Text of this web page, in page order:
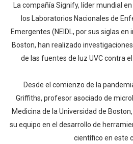
La compañía Signify, líder mundial
los Laboratorios Nacionales de
Emergentes (NEIDL, por sus siglas en
Boston, han realizado
de las fuentes de luz UVC contra
Desde el comienzo de la
Griffiths, profesor asociado de
Medicina de la Universidad de
su equipo en el desarrollo de
científico en este